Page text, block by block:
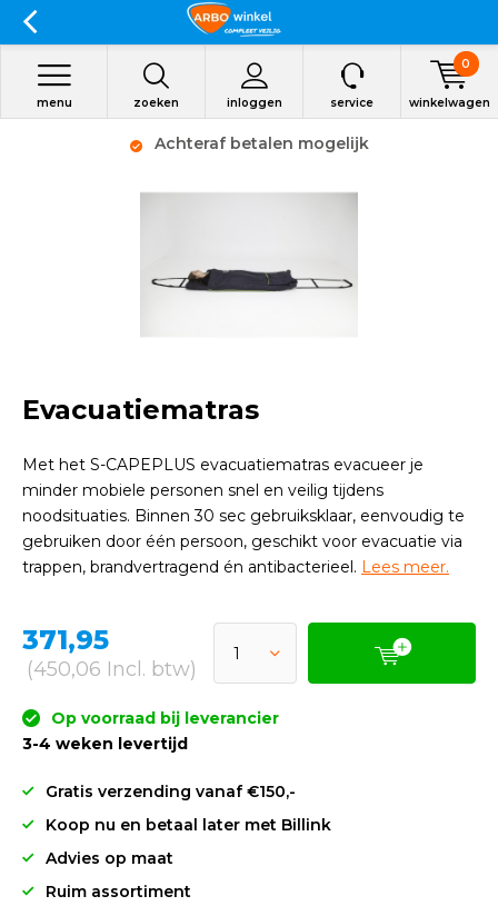
zoeken inloggen
menu service winkelwagen
0
Achteraf betalen mogelijk
Evacuatiematras
Met het S-CAPEPLUS evacuatiematras evacueer je
minder mobiele personen snel en veilig tijdens
noodsituaties. Binnen 30 sec gebruiksklaar, eenvoudig te
gebruiken door één persoon, geschikt voor evacuatie via
trappen, brandvertragend én antibacterieel. Lees meer.
371,95
(450,06 Incl. btw)
Op voorraad bij leverancier
3-4 weken levertijd
Gratis verzending vanaf €150,-
Koop nu en betaal later met Billink
Advies op maat
Ruim assortiment